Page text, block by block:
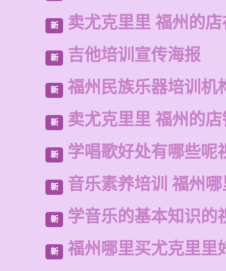
新 卖尤克里里 福州的
新 吉他培训宣传海报
新 福州民族乐器培训机
新 卖尤克里里 福州的
新 学唱歌好处有哪些呢
新 音乐素养培训 福州
新 学音乐的基本知识的
新 福州哪里买尤克里里